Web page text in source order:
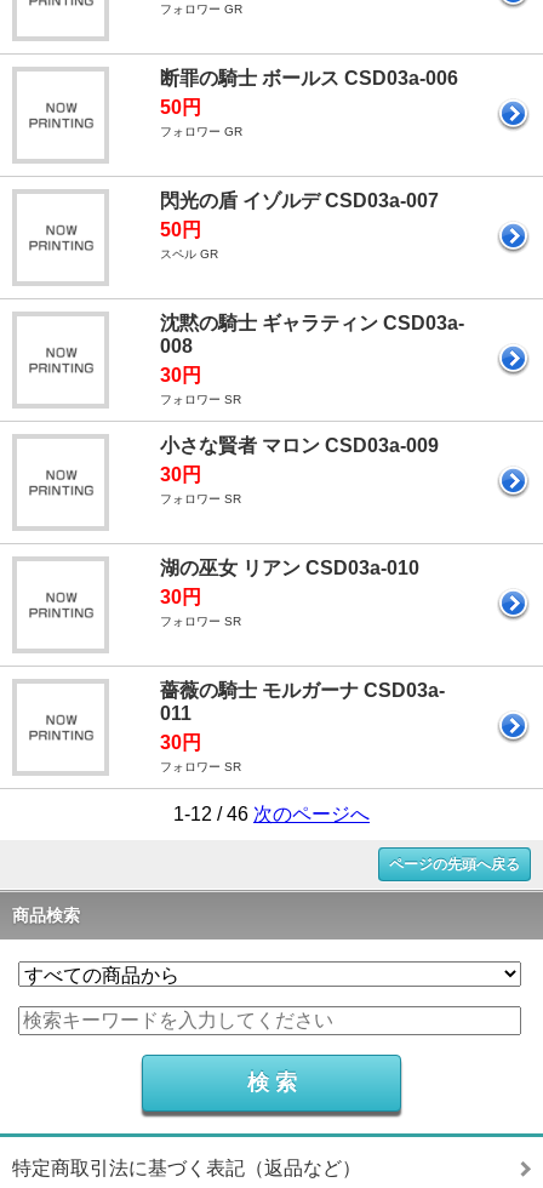
フォロワー GR
断罪の騎士 ボールス CSD03a-006
50円
フォロワー GR
閃光の盾 イゾルデ CSD03a-007
50円
スペル GR
沈黙の騎士 ギャラティン CSD03a-
008
30円
フォロワー SR
小さな賢者 マロン CSD03a-009
30円
フォロワー SR
湖の巫女 リアン CSD03a-010
30円
フォロワー SR
薔薇の騎士 モルガーナ CSD03a-
011
30円
フォロワー SR
1-12 / 46 次のページへ
ページの先頭へ戻る
商品検索
特定商取引法に基づく表記（返品など）